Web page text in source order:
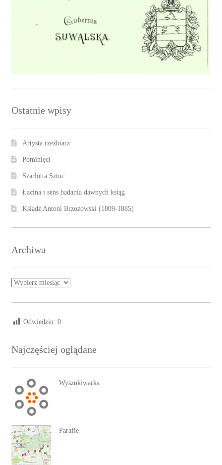
Ostatnie wpisy
Artysta rzeźbiarz
Pominięci
Szarlotta Sztuc
Łacina i sens badania dawnych ksiąg
Ksiądz Antoni Brzozowski (1809-1885)
Archiwa
Archiwa
Odwiedzin: 0
Najczęściej oglądane
Wyszukiwarka
Parafie